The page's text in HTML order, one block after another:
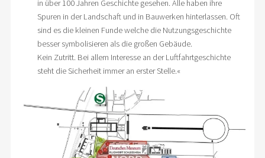
in über 100 Jahren Geschichte gesehen. Alle haben ihre
Spuren in der Landschaft und in Bauwerken hinterlassen. Oft
sind es die kleinen Funde welche die Nutzungsgeschichte
besser symbolisieren als die großen Gebäude.
Kein Zutritt. Bei allem Interesse an der Luftfahrtgeschichte
steht die Sicherheit immer an erster Stelle.«